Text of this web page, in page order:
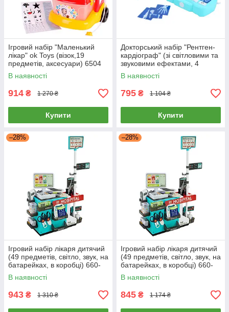
Ігровий набір "Маленький
лікар" ok Toys (візок,19
предметів, аксесуари) 6504
В наявності
914 ₴ 1 270 ₴
Купити
Докторський набір "Рентген-
кардіограф" (зі світловими та
звуковими ефектами, 4
карти-знімки) D1511A
В наявності
795 ₴ 1 104 ₴
Купити
–28%
Ігровий набір лікаря дитячий
(49 предметів, світло, звук, на
батарейках, в коробці) 660-
95
В наявності
943 ₴ 1 310 ₴
–28%
Ігровий набір лікаря дитячий
(49 предметів, світло, звук, на
батарейках, в коробці) 660-
95
В наявності
845 ₴ 1 174 ₴